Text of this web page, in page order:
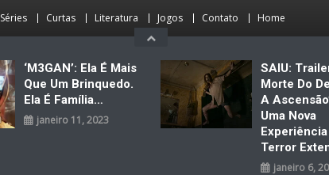
Séries Curtas Literatura Jogos Contato Home
‘M3GAN’: Ela É Mais
Que Um Brinquedo.
Ela É Família…
janeiro 11, 2023
SAIU:
Morte Do
A
Uma Nova
Experiência
Terror
janeiro 6,